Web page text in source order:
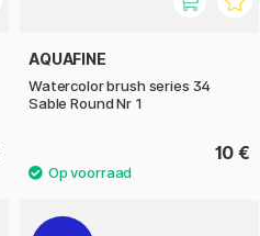
AQUAFINE
Watercolor brush series 34
Sable Round Nr 1
10 €